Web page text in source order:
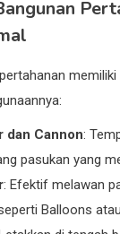
dan Cannon:
pasukan yang
: Efektif melawan
Balloons